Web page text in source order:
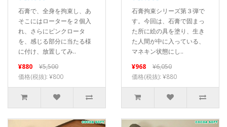
石膏で、全身を拘束し、あ
そこにはローターを２個入
れ、さらにピンクロータ
を、感じる部分に当たる様
に付け、放置してみ..
¥880
¥5,500
価格(税抜): ¥800
石膏拘束シリーズ第３弾で
す。今回は、石膏で固まっ
た所に絵の具を塗り、生き
た人間が中に入っている、
マネキン状態にし..
¥968
¥6,050
価格(税抜): ¥880